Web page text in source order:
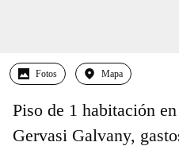
Fotos Mapa
Piso de 1 habitación
Gervasi Galvany,